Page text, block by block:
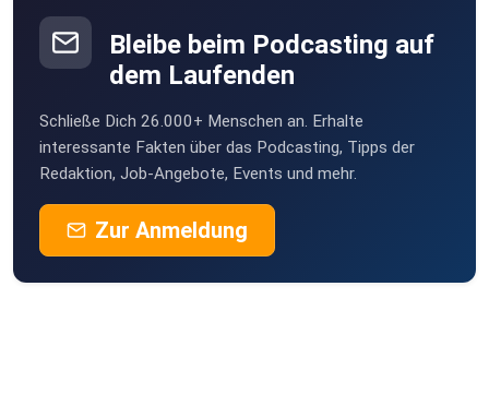
Bleibe beim Podcasting auf
dem Laufenden
Schließe Dich 26.000+ Menschen an. Erhalte
interessante Fakten über das Podcasting, Tipps der
Redaktion, Job-Angebote, Events und mehr.
Zur Anmeldung